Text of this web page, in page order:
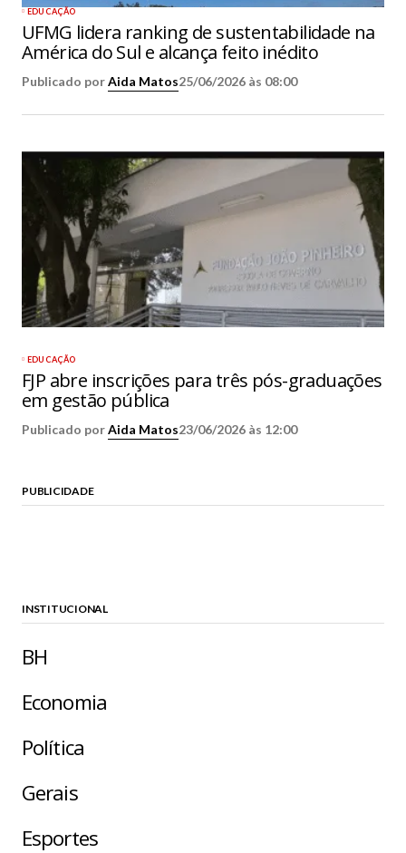
EDUCAÇÃO
UFMG lidera ranking de sustentabilidade na
América do Sul e alcança feito inédito
Publicado porAida Matos25/06/2026 às 08:00
EDUCAÇÃO
FJP abre inscrições para três pós-graduações
em gestão pública
Publicado porAida Matos23/06/2026 às 12:00
PUBLICIDADE
INSTITUCIONAL
BH
Economia
Política
Gerais
Esportes